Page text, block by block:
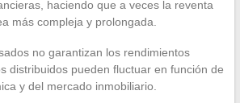
haciendo que a veces la reventa
más compleja y prolongada.
no garantizan los rendimientos
distribuidos pueden fluctuar en función de
y del mercado inmobiliario.